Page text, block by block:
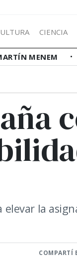
CIENCIA
MENEM
la
COMPARTÍ